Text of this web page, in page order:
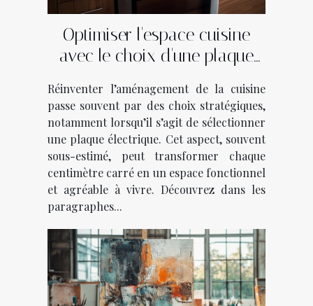
Optimiser l'espace cuisine
avec le choix d'une plaque
Réinventer l’aménagement de la cuisine
passe souvent par des choix stratégiques,
notamment lorsqu’il s’agit de sélectionner
une plaque électrique. Cet aspect, souvent
sous-estimé, peut transformer chaque
centimètre carré en un espace fonctionnel
et agréable à vivre. Découvrez dans les
paragraphes...